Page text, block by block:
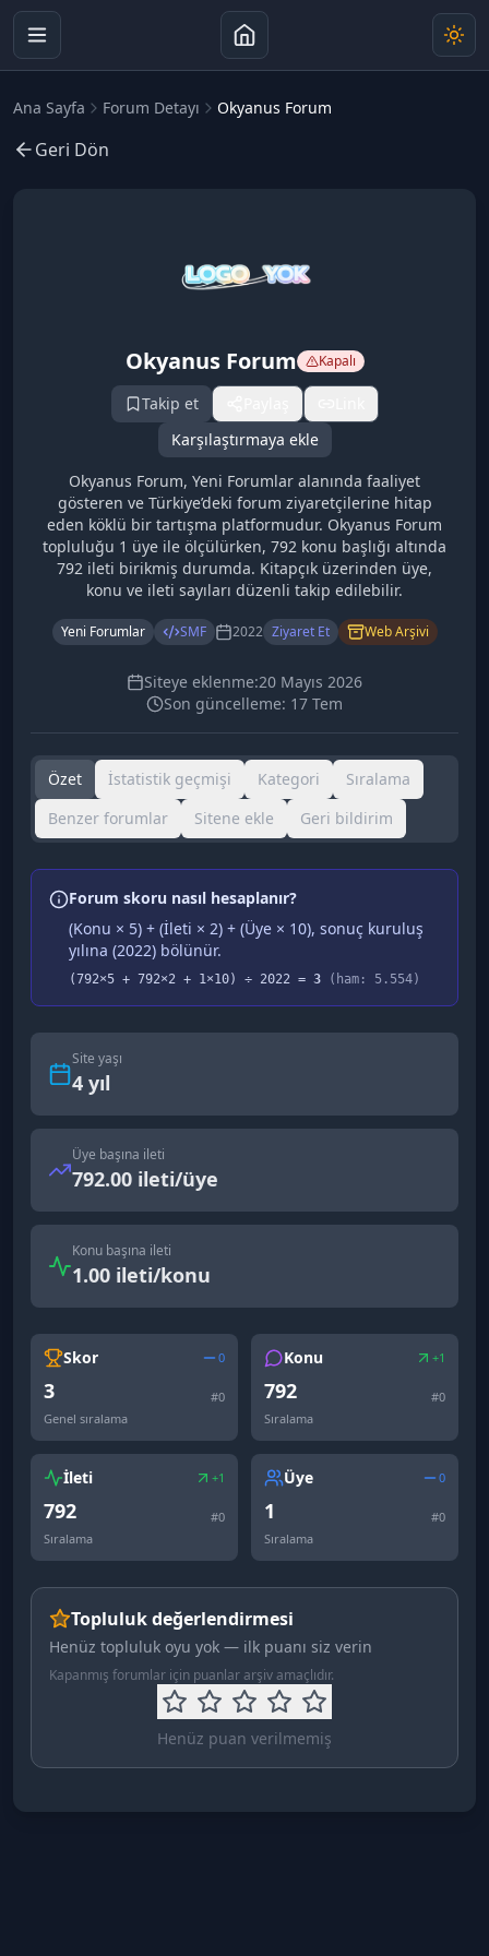
Ana Sayfa Forum Detayı Okyanus Forum
Geri Dön
Okyanus Forum Kapalı
Takip et
Karşılaştırmaya ekle
Okyanus Forum, Yeni Forumlar alanında faaliyet
gösteren ve Türkiye’deki forum ziyaretçilerine hitap
eden köklü bir tartışma platformudur. Okyanus Forum
topluluğu 1 üye ile ölçülürken, 792 konu başlığı altında
792 ileti birikmiş durumda. Kitapçık üzerinden üye,
konu ve ileti sayıları düzenli takip edilebilir.
Yeni Forumlar SMF 2022 Ziyaret Et Web Arşivi
Siteye eklenme:20 Mayıs 2026
Son güncelleme: 17 Tem
Özet İstatistik geçmişi Kategori
Sıralama
Benzer forumlar
Sitene ekle Geri bildirim
Forum skoru nasıl hesaplanır?
(Konu × 5) + (İleti × 2) + (Üye × 10), sonuç kuruluş
yılına (2022) bölünür.
(792×5 + 792×2 + 1×10) ÷ 2022 = 3 (ham: 5.554)
Site yaşı
4 yıl
Üye başına ileti
792.00 ileti/üye
Konu başına ileti
1.00 ileti/konu
Skor 0
3 #0
Genel sıralama
Konu +1
792 #0
Sıralama
İleti +1
792 #0
Sıralama
Üye 0
1 #0
Sıralama
Topluluk değerlendirmesi
Henüz topluluk oyu yok — ilk puanı siz verin
Kapanmış forumlar için puanlar arşiv amaçlıdır.
Henüz puan verilmemiş